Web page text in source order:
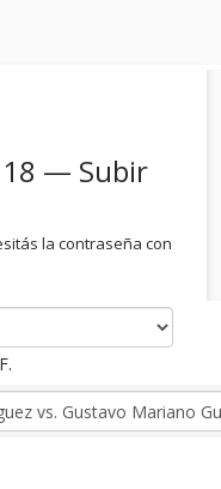
— Subir
la contraseña con